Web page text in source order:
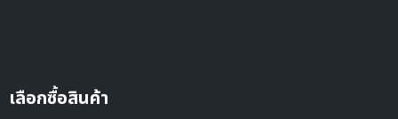
เลือกซื้อสินค้า